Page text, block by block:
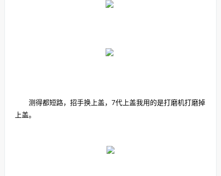
测得都短路，招手换上盖，7代上盖我用的是打磨机打磨掉
上盖。